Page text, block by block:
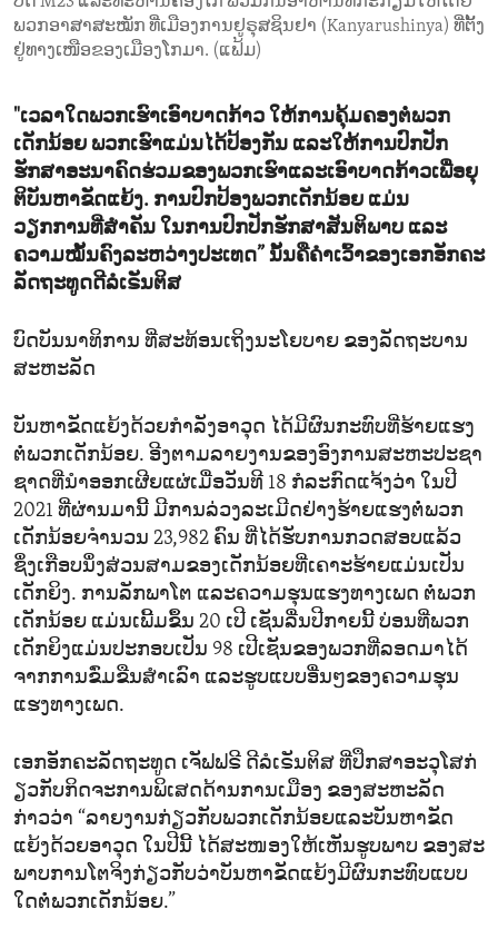
ພວກ​ອາ​ສາ​ສະ​ໝັກ ທີ່​ເມືອງການ​ຢູ​ຣຸ​ສ​ຊິນ​ຢາ (Kanyarushinya) ທີ່​ຕັ້ງ​
ຢູ່​ທາງ​ເໜືອ​ຂອງ​ເມືອງ​ໂກ​ມາ. (ແຟ້ມ)
"ເວລາ​ໃດພວກເຮົາເອົາບາດກ້າວ ໃຫ້ການຄຸ້ມຄອງຕໍ່ພວກ
ເດັກນ້ອຍ ພວກເຮົາແມ່ນໄດ້ປ້ອງກັນ ແລະໃຫ້ການປົກປັກ
ຮັກສາອະນາຄົດຮ່ວມຂອງພວກເຮົາແລະເອົາບາດກ້າວເພື່ອ​ຍຸ​
ຕິບັນຫາຂັດແຍ້ງ. ການປົກປ້ອງພວກເດັກນ້ອຍ ແມ່ນ
ວຽກການທີ່ສຳຄັນ ໃນການປົກປັກຮັກສາສັນຕິພາບ ແລະ
ຄວາມໝັ້ນຄົງລະຫວ່າງປະເທດ” ນັ້ນ​ຄື​ຄຳ​ເວົ້າ​ຂອງເອກອັກຄະ
ລັດຖະທູດດີລໍເຣັນຕິສ
ບົດບັນນາທິການ ທີ່ສະທ້ອນເຖິງນະໂຍບາຍ ຂອງລັດຖະບານ
ສະຫະລັດ
ບັນ​ຫາ​ຂັດ​ແຍ້ງ​ດ້ວຍ​ກຳ​ລັງ​ອ​າ​ວຸດ ໄດ້​ມີ​ຜົນ​ກະ​ທົບ​ທີ່​ຮ້າຍ​ແຮງ​
ຕໍ່​ພວກ​ເດັກ​ນ້ອຍ. ອີງ​ຕາມ​ລາຍ​ງານ​ຂອງ​ອົງ​ກາ​ນ​ສະ​ຫະ​ປະ​ຊາ​
ຊາດທີ່​ນຳ​ອອກ​ເຜີຍ​ແຜ່​ເມື່ອວັນ​ທີ 18 ກໍ​ລະ​ກົດ​ແຈ້ງວ່າ ໃນ​ປີ
2021 ທີ່ຜ່ານ​ມານີ້ ມີ​ການ​ລ່ວງ​ລະເມີດ​ຢ່າງ​ຮ້າຍ​ແຮງຕໍ່​ພວກ
ເດັກ​ນ້ອຍຈຳ​ນວນ 23,982 ຄົນ ທີ່​ໄດ້​ຮັບ​ການກວດ​ສອບ​ແລ້ວ
ຊຶ່ງ​ເກືອບ​ນຶ່ງ​ສ່ວນ​ສາມ​ຂອງ​ເດັກ​ນ້ອຍ​ທີ່​ເຄາະ​ຮ້າຍແມ່ນ​ເປັນ​
ເດັກ​ຍິງ. ການ​ລັກ​ພາ​ໂຕ ແລະ​ຄວາມ​ຮຸນ​ແຮງ​ທາງ​ເພດ ​ຕໍ່​ພວກ​
ເດັກ​ນ້ອຍ ແມ່ນ​ເພີ້ມ​ຂຶ້ນ 20 ເປີ ​ເຊັນລື່ນ​ປີ​ກາຍນີ້ ບ່ອນ​ທີ່​ພວກ​
ເດັກ​ຍິງ​ແມ່ນ​ປະ​ກອບ​ເປັນ 98 ເປີ​ເຊັນ​ຂອງ​ພວກ​ທີ່​ລອດ​ມາ​ໄດ້ ​
ຈາກ​ການ​ຂົ່ມ​ຂືນ​ສຳ​ເລົາ ແລະ​ຮູບ​ແບບ​ອື່ນໆ​ຂອງ​ຄວາມ​ຮຸນ​
ແຮງ​ທາງ​ເພດ.
ເອກ​ອັກ​ຄະ​ລັດ​ຖະ​ທູດ ​ເຈັ​ຟ​ຟ​ຣີ ດີ​ລໍ​ເຣັນ​ຕິ​ສ ທີ່​ປຶກ​ສາ​ອະ​ວຸ​ໂສກ່
ຽວ​ກັບ​ກິດ​ຈະ​ການ​ພິ​ເສດ​ດ້ານ​ການ​ເມືອງ ​ຂອງ​ສະ​ຫະ​ລັດ ​
ກ່າວ​ວ່າ “ລາຍ​ງານ​ກ່ຽວ​ກັບ​ພວກ​ເດັກ​ນ້ອຍ​ແລະ​ບັນ​ຫາ​ຂັດ​
ແຍ້ງ​ດ້ວຍ​ອາ​ວຸດ ​ໃນປີນີ້ ໄດ້​ສະ​ໜອງ​ໃຫ້​ເຫັນຮູບ​ພາບ ​ຂອງສະ​
ພາບ​ການ​ໂຕ​ຈິງ​ກ່ຽວ​ກັບ​ວ່າ​ບັນ​ຫາ​ຂັດ​ແຍ້ງ​ມີ​ຜົນ​ກະ​ທົບ​ແບບ​
ໃດ​ຕໍ່​ພວກ​ເດັກ​ນ້ອຍ.”